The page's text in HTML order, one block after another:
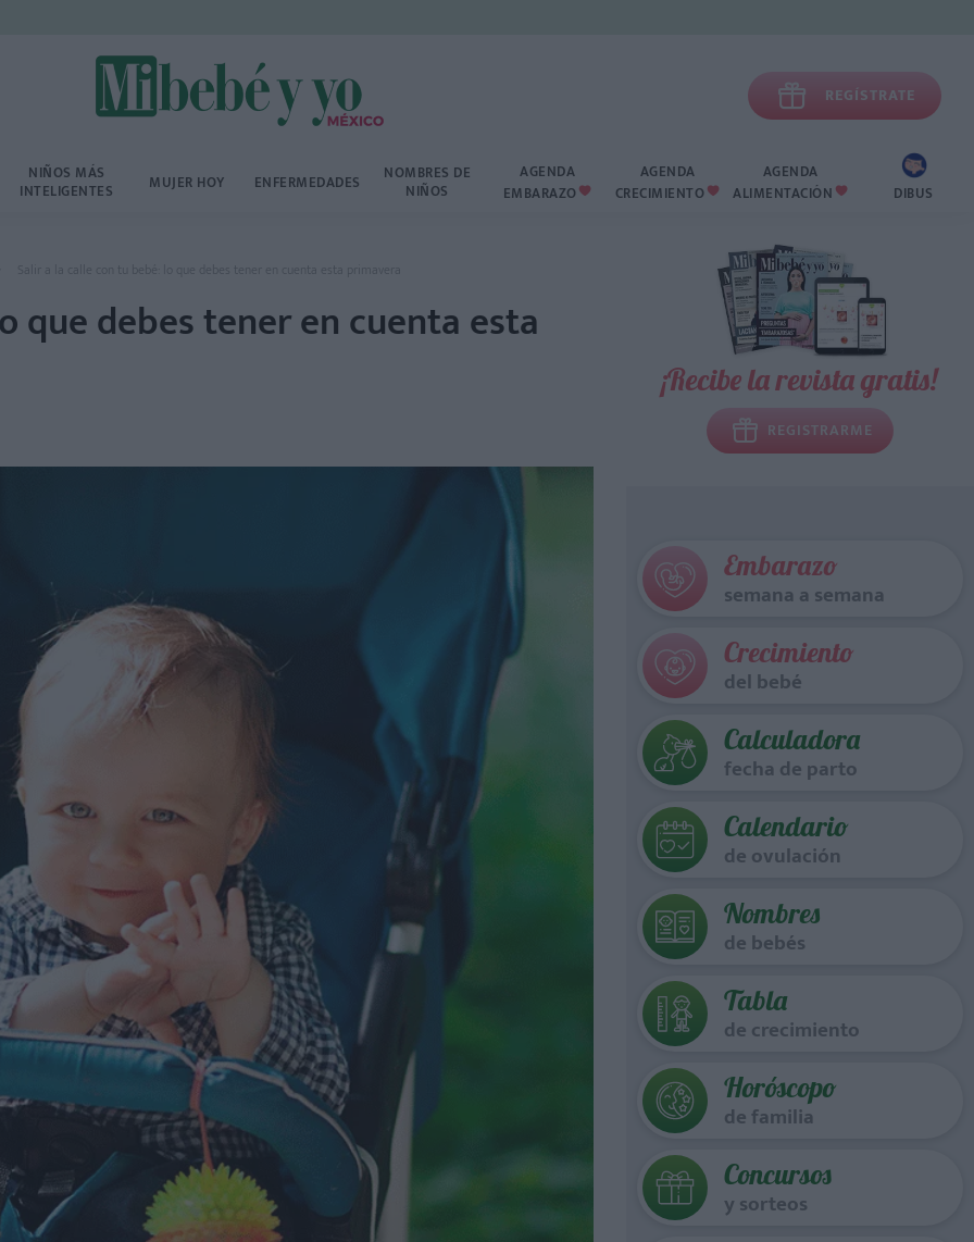
 REGÍSTRATE
NIÑOS MÁS
INTELIGENTES MUJER HOY ENFERMEDADES NOMBRES DE
NIÑOS
AGENDA
EMBARAZO 
AGENDA
CRECIMIENTO 
AGENDA
ALIMENTACIÓN  DIBUS
Salir a la calle con tu bebé: lo que debes tener en cuenta esta primavera
que debes tener en cuenta esta
¡Recibe la revista gratis!
REGISTRARME
Embarazo
semana a semana
Crecimiento
del bebé
Calculadora
fecha de parto
Calendario
de ovulación
Nombres
de bebés
Tabla
de crecimiento
Horóscopo
de familia
Concursos
y sorteos